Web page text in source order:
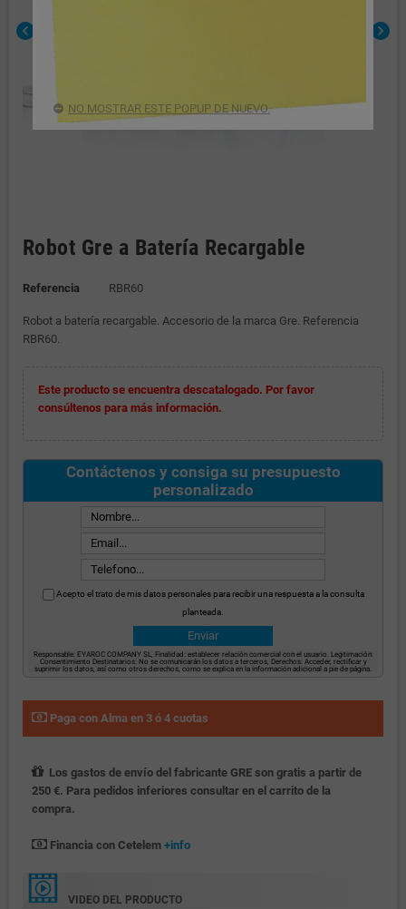
chevron_left chevron_right
Robot Gre a Batería Recargable
Referencia RBR60
Robot a batería recargable. Accesorio de la marca Gre. Referencia
RBR60.
Este producto se encuentra descatalogado. Por favor
consúltenos para más información.
Contáctenos y consiga su presupuesto
personalizado
Acepto el trato de mis datos personales para recibir una respuesta a la consulta
planteada.
Responsable: EYAROC COMPANY SL, Finalidad: establecer relación comercial con el usuario. Legitimación:
Consentimiento Destinatarios: No se comunicarán los datos a terceros, Derechos: Acceder, rectificar y
suprimir los datos, así como otros derechos, como se explica en la información adicional a pie de página.
Paga con Alma en 3 ó 4 cuotas
Los gastos de envío del fabricante GRE son gratis a partir de
250 €. Para pedidos inferiores consultar en el carrito de la
compra.
Financia con Cetelem +info
VIDEO DEL PRODUCTO
NO MOSTRAR ESTE POPUP DE NUEVO.